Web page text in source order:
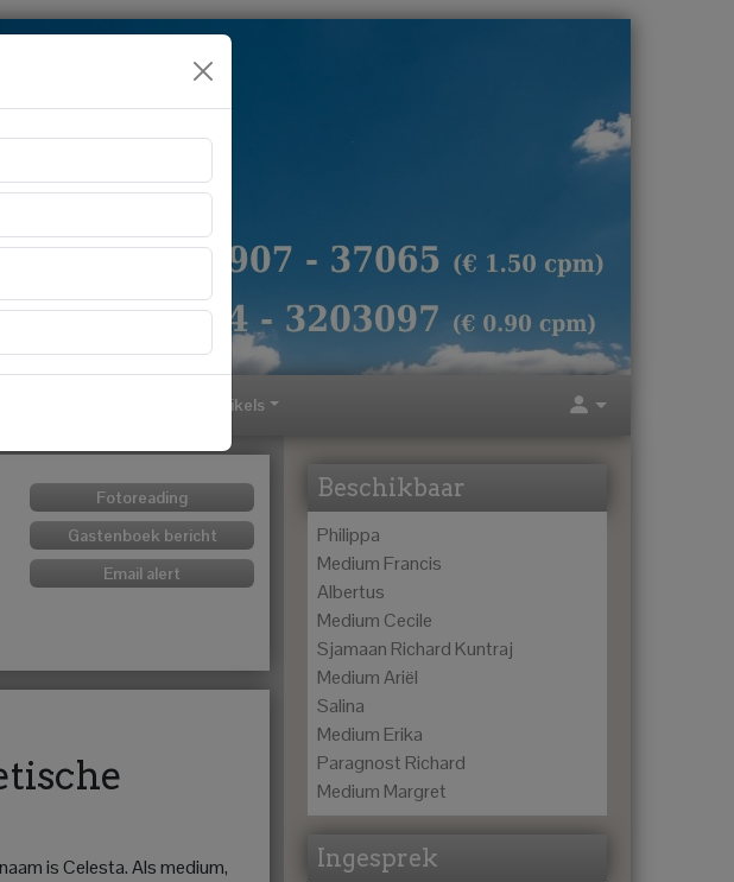
Artikels
Fotoreading
Gastenboek bericht
Email alert
is Celesta. Als medium,
Beschikbaar
Philippa
Medium Francis
Albertus
Medium Cecile
Sjamaan Richard Kuntraj
Medium Ariël
Salina
Medium Erika
Paragnost Richard
Medium Margret
Ingesprek